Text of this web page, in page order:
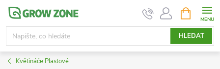
Přejít
obsah
HLEDAT
NÁKUPNÍ
KOŠÍK
Květináče Plastové